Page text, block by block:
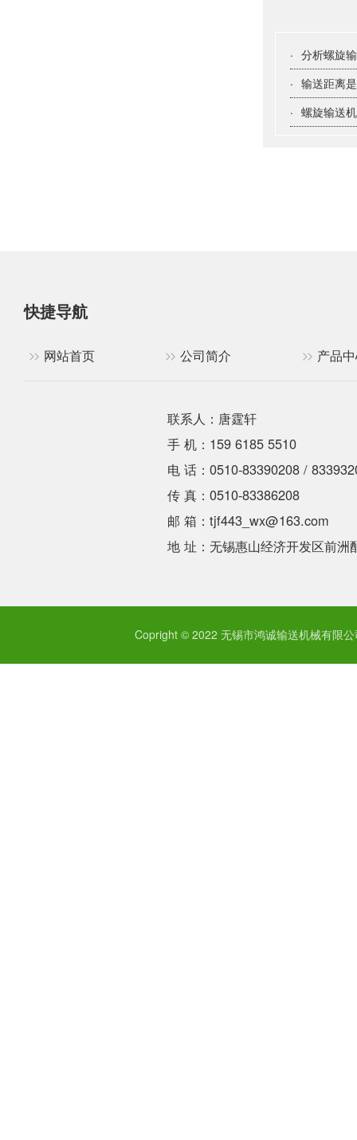
· 分析螺旋
· 输送距离
· 螺旋输送
快捷导航
网站首页 公司简介 产品
联系人：唐霆轩
手 机：159 6185 5510
电 话：0510-83390208 /
传 真：0510-83386208
邮 箱：tjf443_wx@163.com
地 址：无锡惠山经济开发区前洲
Copright © 2022 无锡市鸿诚输送机械有限